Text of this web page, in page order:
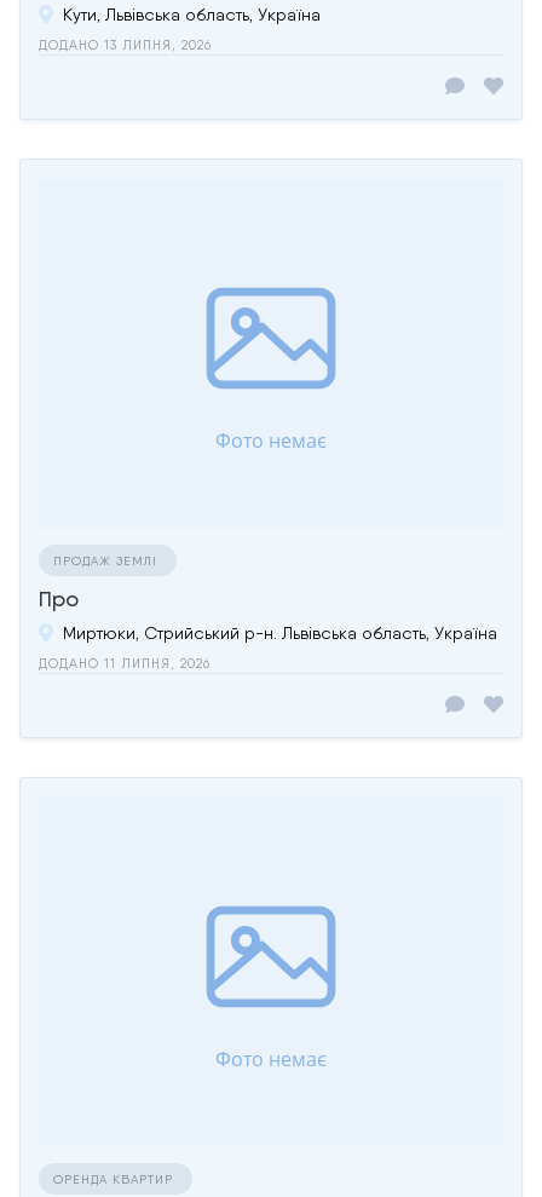
Кути, Львівська область, Україна
ДОДАНО 13 ЛИПНЯ, 2026
ПРОДАЖ ЗЕМЛІ
Про
Миртюки, Стрийський р-н. Львівська область, Україна
ДОДАНО 11 ЛИПНЯ, 2026
ОРЕНДА КВАРТИР